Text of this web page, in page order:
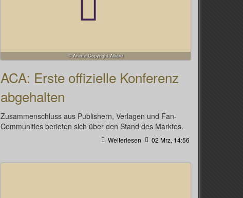
© Anime-Copyright-Allianz
ACA: Erste offizielle Konferenz
abgehalten
Zusammenschluss aus Publishern, Verlagen und Fan-
Communities berieten sich über den Stand des Marktes.
Weiterlesen 02 Mrz, 14:56